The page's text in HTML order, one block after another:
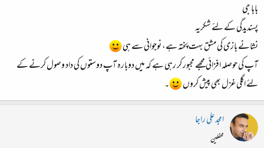
بابا جی
پسندیدگی کے لئے شکریہ
نشانے بازی کی مشق بہت پختہ ہے، نوجوانی سے ہی
آپ کی حوصلہ افزائی مجھے مجبور کر رہی ہے کہ میں دوبارہ آپ دوستوں کی داد وصول کرنے کے
لئے اگلی غزل بھی پیش کروں
۔
امجد علی راجا
محفلین